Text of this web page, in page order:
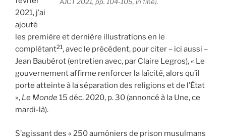
2021, j’ai
ajouté
les première et dernière illustrations en le
complétant21, avec le précédent, pour citer – ici aussi –
Jean Baubérot (entretien avec, par Claire Legros), « Le
gouvernement affirme renforcer la laïcité, alors qu’il
porte atteinte à la séparation des religions et de l’État
», Le Monde15 déc. 2020, p. 30 (annoncé à la Une, ce
mardi-là).
S’agissant des « 250 aumôniers de prison musulmans